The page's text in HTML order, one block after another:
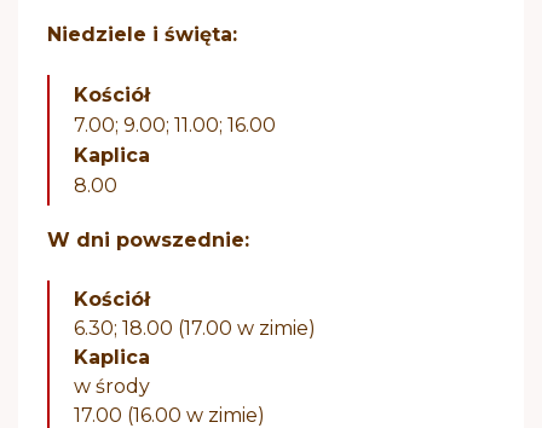
Niedziele i święta:
Kościół
7.00; 9.00; 11.00; 16.00
Kaplica
8.00
W dni powszednie:
Kościół
6.30; 18.00 (17.00 w zimie)
Kaplica
w środy
17.00 (16.00 w zimie)